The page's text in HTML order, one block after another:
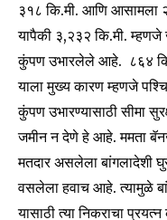
३१८ कि.मी. आणि आसामला
यापैकी ३,२३२ कि.मी.
कुंपण उभारलेले आहे. ८६४
याला मुख्य कारण म्हणजे
कुंपण उभारण्यासाठी सीमा
जमीन न देणे हे आहे. ममता
मतदार असलेला बांगलादेशी
वसलेला हवाच आहे. त्यामुळे
यासाठी त्या निकराचा